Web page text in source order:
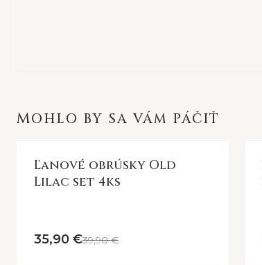
MOHLO BY SA VÁM PÁČIŤ
Ľanové obrúsky Old
Lilac set 4ks
35,90 €39,90 €